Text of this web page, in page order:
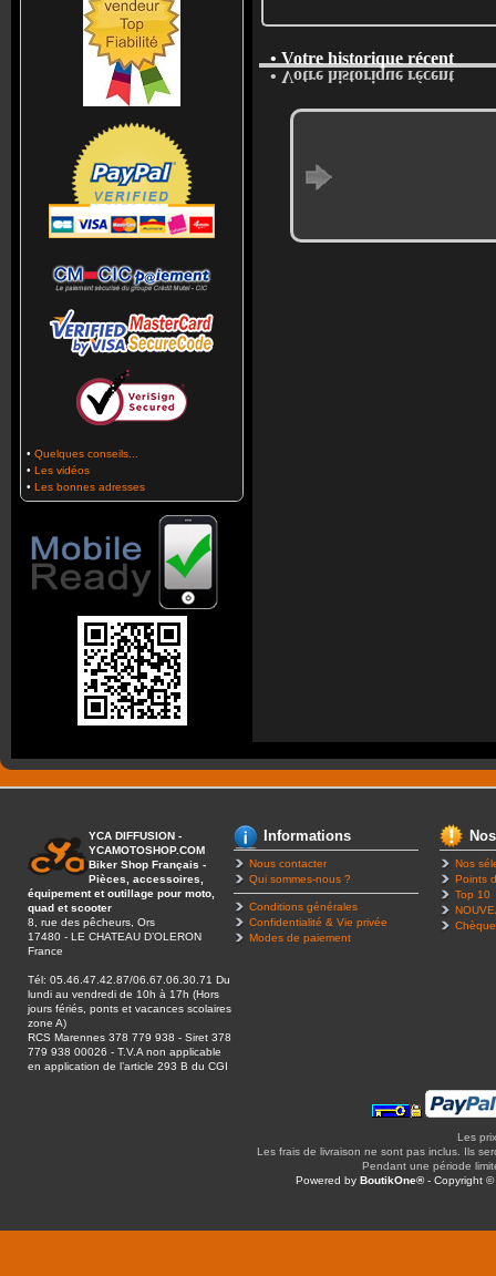
• Quelques conseils...
• Les vidéos
• Les bonnes adresses
• Votre historique récent
• Votre historique récent
YCA DIFFUSION -
YCAMOTOSHOP.COM
Biker Shop Français -
Pièces, accessoires,
équipement et outillage pour moto,
quad et scooter
8, rue des pêcheurs, Ors
17480 - LE CHATEAU D’OLERON
France
Tél: 05.46.47.42.87/06.67.06.30.71 Du
lundi au vendredi de 10h à 17h (Hors
jours fériés, ponts et vacances scolaires
zone A)
RCS Marennes 378 779 938 - Siret 378
779 938 00026 - T.V.A non applicable
en application de l’article 293 B du CGI
Informations
Nous contacter
Qui sommes-nous ?
Conditions générales
Confidentialité & Vie privée
Modes de paiement
Nos
Points
Top 10
Les
Les frais de livraison ne sont pas inclus. Ils
Pendant une période
Powered byBoutikOne®- Copyright ©